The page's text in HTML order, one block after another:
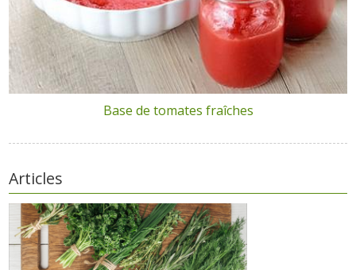
Base de tomates fraîches
Articles